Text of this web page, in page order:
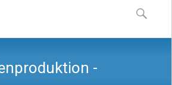
content
Suchen
nach:
-